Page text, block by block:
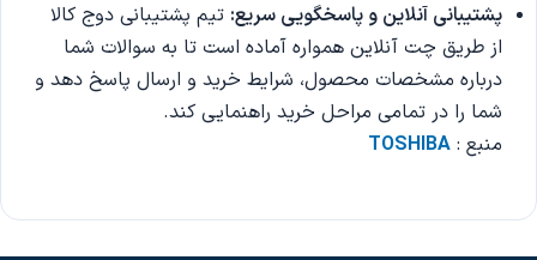
پشتیبانی آنلاین و پاسخگویی سریع: تیم پشتیبانی دوج کالا
از طریق چت آنلاین همواره آماده است تا به سوالات شما
درباره مشخصات محصول، شرایط خرید و ارسال پاسخ دهد و
شما را در تمامی مراحل خرید راهنمایی کند.
منبع : TOSHIBA